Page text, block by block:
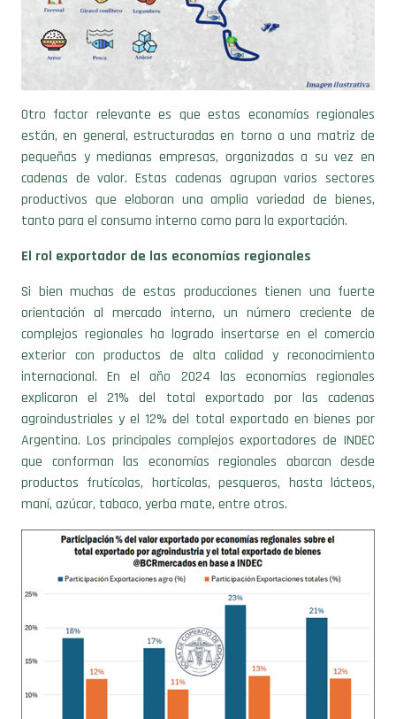
Otro factor relevante es que estas economías regionales
están, en general, estructuradas en torno a una matriz de
pequeñas y medianas empresas, organizadas a su vez en
cadenas de valor. Estas cadenas agrupan varios sectores
productivos que elaboran una amplia variedad de bienes,
tanto para el consumo interno como para la exportación.
El rol exportador de las economías regionales
Si bien muchas de estas producciones tienen una fuerte
orientación al mercado interno, un número creciente de
complejos regionales ha logrado insertarse en el comercio
exterior con productos de alta calidad y reconocimiento
internacional. En el año 2024 las economías regionales
explicaron el 21% del total exportado por las cadenas
agroindustriales y el 12% del total exportado en bienes por
Argentina. Los principales complejos exportadores de INDEC
que conforman las economías regionales abarcan desde
productos frutícolas, hortícolas, pesqueros, hasta lácteos,
maní, azúcar, tabaco, yerba mate, entre otros.